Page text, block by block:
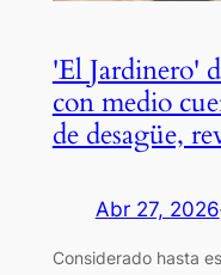
'El Jardinero'
con medio
de desagüe,
Abr 27, 2026
Considerado hasta